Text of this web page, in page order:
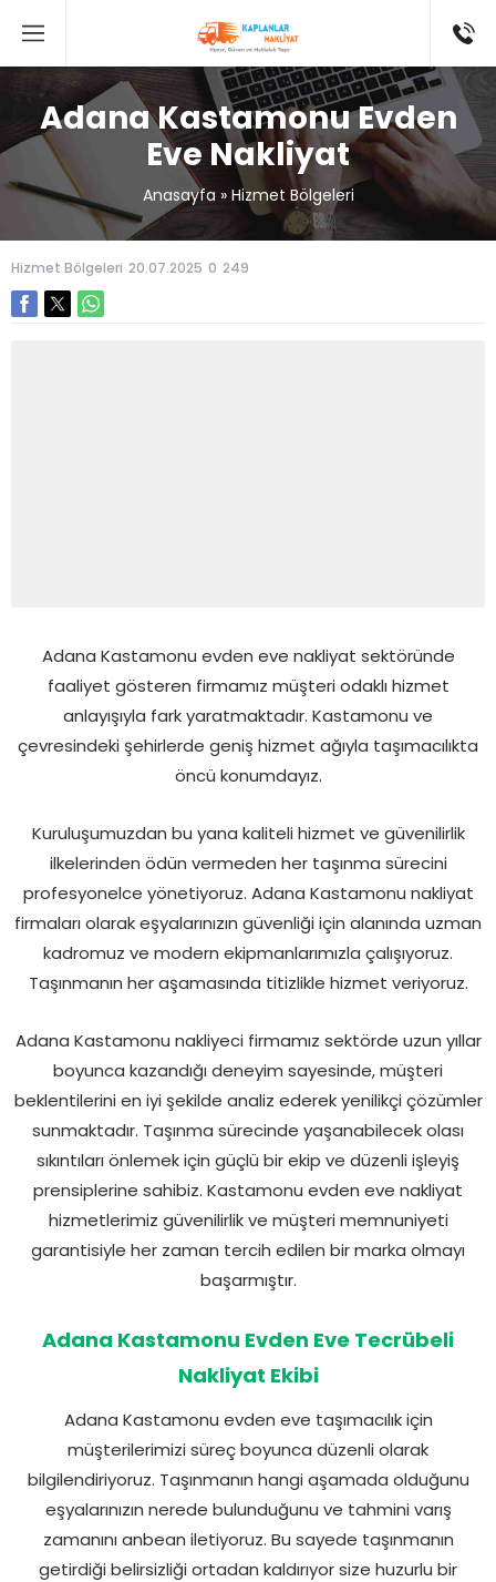
Adana Kastamonu Evden
Eve Nakliyat
Anasayfa» Hizmet Bölgeleri
Hizmet Bölgeleri 20.07.2025 0 249
Adana Kastamonu evden eve nakliyat sektöründe
faaliyet gösteren firmamız müşteri odaklı hizmet
anlayışıyla fark yaratmaktadır. Kastamonu ve
çevresindeki şehirlerde geniş hizmet ağıyla taşımacılıkta
öncü konumdayız.
Kuruluşumuzdan bu yana kaliteli hizmet ve güvenilirlik
ilkelerinden ödün vermeden her taşınma sürecini
profesyonelce yönetiyoruz. Adana Kastamonu nakliyat
firmaları olarak eşyalarınızın güvenliği için alanında uzman
kadromuz ve modern ekipmanlarımızla çalışıyoruz.
Taşınmanın her aşamasında titizlikle hizmet veriyoruz.
Adana Kastamonu nakliyeci firmamız sektörde uzun yıllar
boyunca kazandığı deneyim sayesinde, müşteri
beklentilerini en iyi şekilde analiz ederek yenilikçi çözümler
sunmaktadır. Taşınma sürecinde yaşanabilecek olası
sıkıntıları önlemek için güçlü bir ekip ve düzenli işleyiş
prensiplerine sahibiz. Kastamonu evden eve nakliyat
hizmetlerimiz güvenilirlik ve müşteri memnuniyeti
garantisiyle her zaman tercih edilen bir marka olmayı
başarmıştır.
Adana Kastamonu Evden Eve Tecrübeli
Nakliyat Ekibi
Adana Kastamonu evden eve taşımacılık için
müşterilerimizi süreç boyunca düzenli olarak
bilgilendiriyoruz. Taşınmanın hangi aşamada olduğunu
eşyalarınızın nerede bulunduğunu ve tahmini varış
zamanını anbean iletiyoruz. Bu sayede taşınmanın
getirdiği belirsizliği ortadan kaldırıyor size huzurlu bir